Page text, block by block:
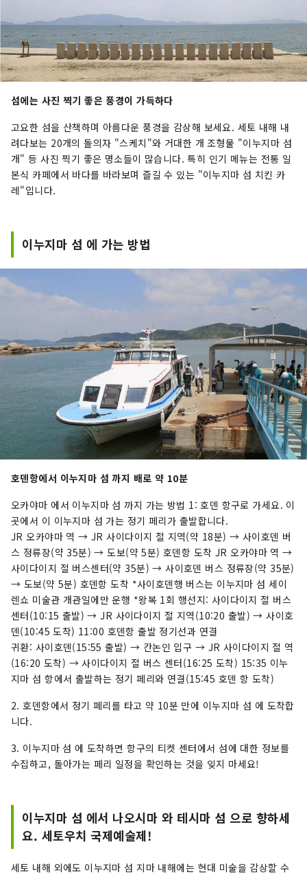
섬에는 사진 찍기 좋은 풍경이 가득하다
고요한 섬을 산책하며 아름다운 풍경을 감상해 보세요. 세토 내해 내
려다보는 20개의 돌의자 "스케치"와 거대한 개 조형물 "이누지마 섬
개" 등 사진 찍기 좋은 명소들이 많습니다. 특히 인기 메뉴는 전통 일
본식 카페에서 바다를 바라보며 즐길 수 있는 "이누지마 섬 치킨 카
레"입니다.
이누지마 섬 에 가는 방법
호덴항에서 이누지마 섬 까지 배로 약 10분
오카야마 에서 이누지마 섬 까지 가는 방법 1: 호덴 항구로 가세요. 이
곳에서 이 이누지마 섬 가는 정기 페리가 출발합니다.
JR 오카야마 역 → JR 사이다이지 절 지역(약 18분) → 사이호덴 버
스 정류장(약 35분) → 도보(약 5분) 호덴항 도착 JR 오카야마 역 →
사이다이지 절 버스센터(약 35분) → 사이호덴 버스 정류장(약 35분)
→ 도보(약 5분) 호덴항 도착 *사이호덴행 버스는 이누지마 섬 세이
렌쇼 미술관 개관일에만 운행 *왕복 1회 행선지: 사이다이지 절 버스
센터(10:15 출발) → JR 사이다이지 절 지역(10:20 출발) → 사이호
덴(10:45 도착) 11:00 호덴항 출발 정기선과 연결
귀환: 사이호덴(15:55 출발) → 칸논인 입구 → JR 사이다이지 절 역
(16:20 도착) → 사이다이지 절 버스 센터(16:25 도착) 15:35 이누
지마 섬 항에서 출발하는 정기 페리와 연결(15:45 호덴 항 도착)
2. 호덴항에서 정기 페리를 타고 약 10분 만에 이누지마 섬 에 도착합
니다.
3. 이누지마 섬 에 도착하면 항구의 티켓 센터에서 섬에 대한 정보를
수집하고, 돌아가는 페리 일정을 확인하는 것을 잊지 마세요!
이누지마 섬 에서 나오시마 와 테시마 섬 으로 향하세
요. 세토우치 국제예술제!
세토 내해 외에도 이누지마 섬 지마 내해에는 현대 미술을 감상할 수